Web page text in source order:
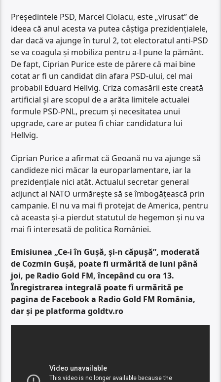
Președintele PSD, Marcel Ciolacu, este „virusat” de
ideea că anul acesta va putea câștiga prezidențialele,
dar dacă va ajunge în turul 2, tot electoratul anti-PSD
se va coagula și mobiliza pentru a-l pune la pământ.
De fapt, Ciprian Purice este de părere că mai bine
cotat ar fi un candidat din afara PSD-ului, cel mai
probabil Eduard Hellvig. Criza comasării este creată
artificial și are scopul de a arăta limitele actualei
formule PSD-PNL, precum și necesitatea unui
upgrade, care ar putea fi chiar candidatura lui
Hellvig.
Ciprian Purice a afirmat că Geoană nu va ajunge să
candideze nici măcar la europarlamentare, iar la
prezidențiale nici atât. Actualul secretar general
adjunct al NATO urmărește să se îmbogățească prin
campanie. El nu va mai fi protejat de America, pentru
că aceasta și-a pierdut statutul de hegemon și nu va
mai fi interesată de politica României.
Emisiunea „Ce-i în Gușă, și-n căpușă”, moderată
de Cozmin Gușă, poate fi urmărită de luni până
joi, pe Radio Gold FM, începând cu ora 13.
Înregistrarea integrală poate fi urmărită pe
pagina de Facebook a Radio Gold FM România,
dar și pe platforma goldtv.ro